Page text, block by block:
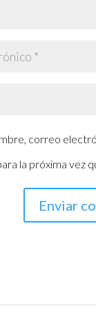
correo
la próxima vez